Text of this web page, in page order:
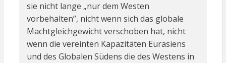
sie nicht lange „nur dem Westen
vorbehalten”, nicht wenn sich das globale
Machtgleichgewicht verschoben hat, nicht
wenn die vereinten Kapazitäten Eurasiens
und des Globalen Südens die des Westens in